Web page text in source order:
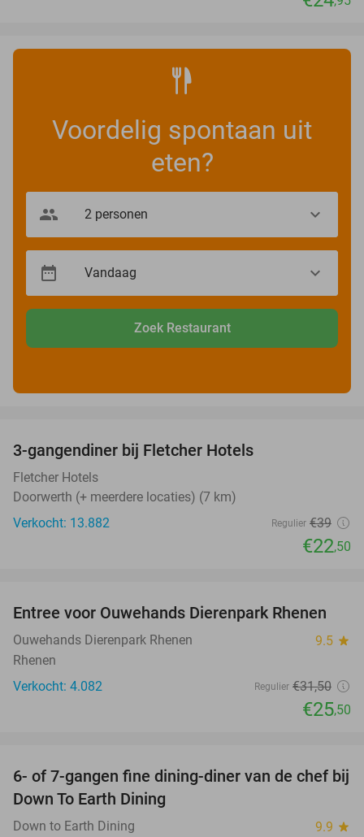
Voordelig spontaan uit
eten?
Zoek Restaurant
3-gangendiner bij Fletcher Hotels
Fletcher Hotels
Doorwerth (+ meerdere locaties) (7 km)
Verkocht: 13.882
Regulier €39
€22,50
19%
Entree voor Ouwehands Dierenpark Rhenen
Ouwehands Dierenpark Rhenen 9.5 star
Rhenen
Verkocht: 4.082
Regulier €31,50
€25,50
36%
6- of 7-gangen fine dining-diner van de chef bij
Down To Earth Dining
Down to Earth Dining 9.9 star